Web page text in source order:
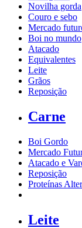
Novilha gorda
Couro e sebo
Mercado
Boi no mundo
Atacado
Equivalentes
Leite
Grãos
Reposição
Carne
Boi Gordo
Mercado
Atacado e
Reposição
Proteínas
Leite